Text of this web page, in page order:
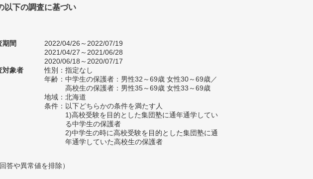
以下の調査に基づい
期間
2022/04/26～2022/07/19
2021/04/27～2021/06/28
2020/06/18～2020/07/17
対象者
性別：指定なし
年齢：中学生の保護者：男性32～69歳 女性30～69歳／
高校生の保護者：男性35～69歳 女性33～69歳
地域：北海道
条件：以下どちらかの条件を満たす人
1)高校受験を目的とした集団塾に通年通学してい
る中学生の保護者
2)中学生の時に高校受験を目的とした集団塾に通
年通学していた高校生の保護者
答や異常値を排除）